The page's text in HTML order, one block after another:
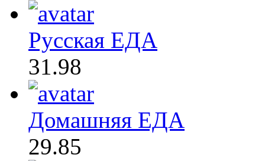
Русская ЕДА
31.98
Домашняя ЕДА
29.85